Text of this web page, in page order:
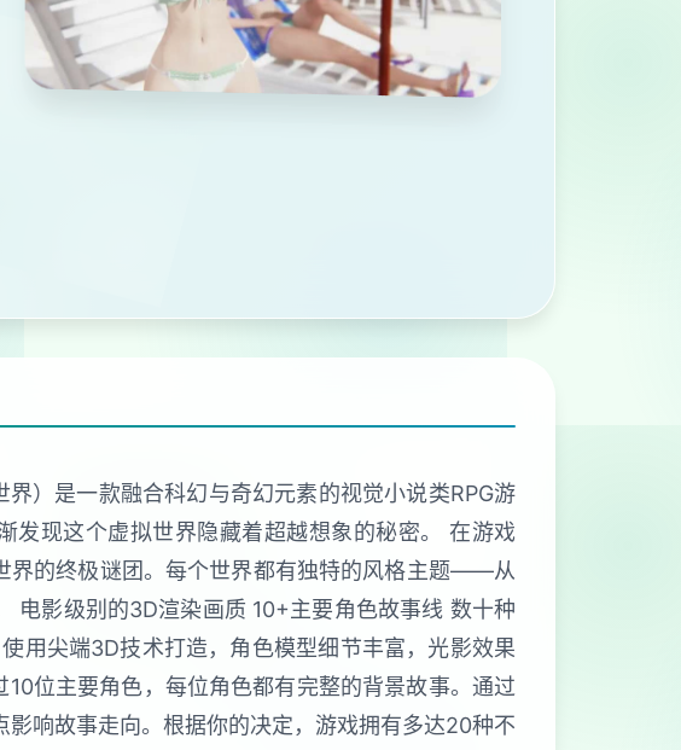
）是一款融合科幻与奇幻元素的视觉小说类RPG游
发现这个虚拟世界隐藏着超越想象的秘密。 在游戏
界的终极谜团。每个世界都有独特的风格主题——从
电影级别的3D渲染画质 10+主要角色故事线 数十种
用尖端3D技术打造，角色模型细节丰富，光影效果
位主要角色，每位角色都有完整的背景故事。通过
响故事走向。根据你的决定，游戏拥有多达20种不